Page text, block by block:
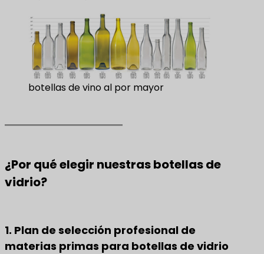
botellas de vino al por mayor
¿Por qué elegir nuestras botellas de
vidrio?
1. Plan de selección profesional de
materias primas para botellas de vidrio